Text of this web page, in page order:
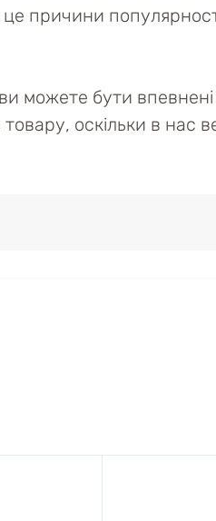
причини популярності
бути впевнені
оскільки в нас